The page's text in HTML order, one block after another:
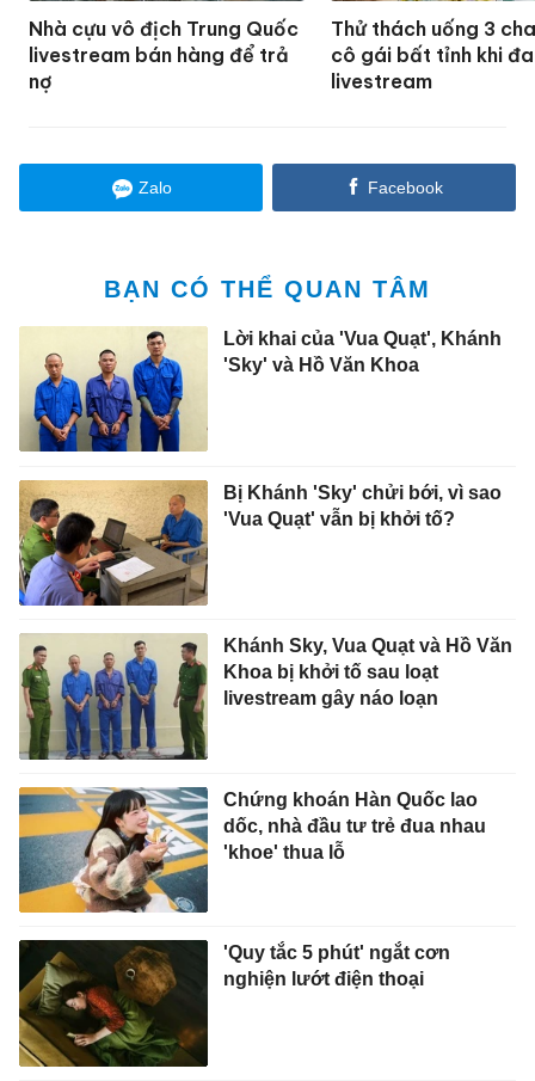
Nhà cựu vô địch Trung Quốc
livestream bán hàng để trả
nợ
Thử thách uống 3
cô gái bất tỉnh khi
livestream
Zalo Facebook
BẠN CÓ THỂ QUAN TÂM
Lời khai của 'Vua Quạt', Khánh
'Sky' và Hồ Văn Khoa
Bị Khánh 'Sky' chửi bới, vì sao
'Vua Quạt' vẫn bị khởi tố?
Khánh Sky, Vua Quạt và Hồ Văn
Khoa bị khởi tố sau loạt
livestream gây náo loạn
Chứng khoán Hàn Quốc lao
dốc, nhà đầu tư trẻ đua nhau
'khoe' thua lỗ
'Quy tắc 5 phút' ngắt cơn
nghiện lướt điện thoại